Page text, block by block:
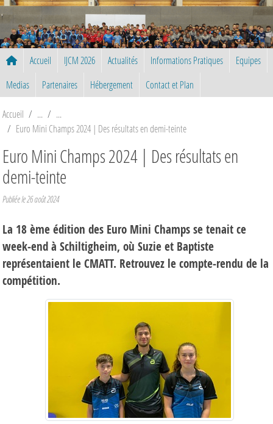
Accueil IJCM 2026 Actualités Informations Pratiques
Equipes
Medias
Partenaires Hébergement Contact et Plan
Accueil
Euro Mini Champs 2024 | Des résultats en demi-teinte
Euro Mini Champs 2024 | Des résultats en
demi-teinte
Publiée le26 août 2024
La 18 ème édition des Euro Mini Champs se tenait ce
week-end à Schiltigheim, où Suzie et Baptiste
représentaient le CMATT. Retrouvez le compte-rendu de la
compétition.
Panneau de gestion des cookies